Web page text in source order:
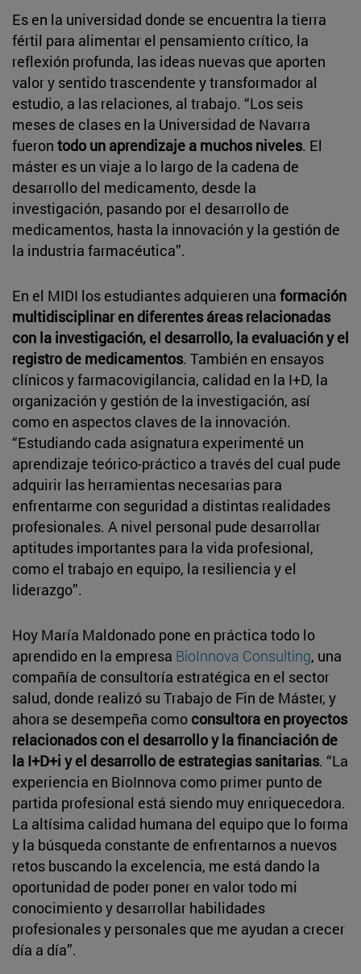
Es en la universidad donde se encuentra la tierra
fértil para alimentar el pensamiento crítico, la
reflexión profunda, las ideas nuevas que aporten
valor y sentido trascendente y transformador al
estudio, a las relaciones, al trabajo. “Los seis
meses de clases en la Universidad de Navarra
fueron todo un aprendizaje a muchos niveles. El
máster es un viaje a lo largo de la cadena de
desarrollo del medicamento, desde la
investigación, pasando por el desarrollo de
medicamentos, hasta la innovación y la gestión de
la industria farmacéutica”.
En el MIDI los estudiantes adquieren una formación
multidisciplinar en diferentes áreas relacionadas
con la investigación, el desarrollo, la evaluación y el
registro de medicamentos. También en ensayos
clínicos y farmacovigilancia, calidad en la I+D, la
organización y gestión de la investigación, así
como en aspectos claves de la innovación.
“Estudiando cada asignatura experimenté un
aprendizaje teórico-práctico a través del cual pude
adquirir las herramientas necesarias para
enfrentarme con seguridad a distintas realidades
profesionales. A nivel personal pude desarrollar
aptitudes importantes para la vida profesional,
como el trabajo en equipo, la resiliencia y el
liderazgo”.
Hoy María Maldonado pone en práctica todo lo
aprendido en la empresa BioInnova Consulting, una
compañía de consultoría estratégica en el sector
salud, donde realizó su Trabajo de Fin de Máster, y
ahora se desempeña como consultora en proyectos
relacionados con el desarrollo y la financiación de
la I+D+i y el desarrollo de estrategias sanitarias. “La
experiencia en BioInnova como primer punto de
partida profesional está siendo muy enriquecedora.
La altísima calidad humana del equipo que lo forma
y la búsqueda constante de enfrentarnos a nuevos
retos buscando la excelencia, me está dando la
oportunidad de poder poner en valor todo mi
conocimiento y desarrollar habilidades
profesionales y personales que me ayudan a crecer
día a día”.